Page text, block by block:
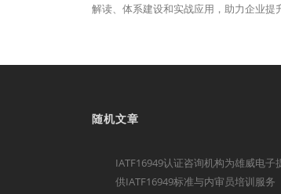
解读、体系建设和实战应用，助力企业提
随机文章
IATF16949认证咨询机构为雄威电子
供IATF16949标准与内审员培训服务